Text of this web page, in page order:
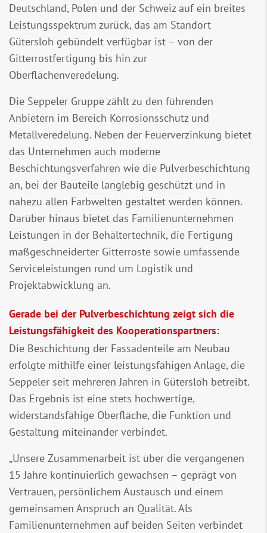
Deutschland, Polen und der Schweiz auf ein breites
Leistungsspektrum zurück, das am Standort
Gütersloh gebündelt verfügbar ist – von der
Gitterrostfertigung bis hin zur
Oberflächenveredelung.
Die Seppeler Gruppe zählt zu den führenden
Anbietern im Bereich Korrosionsschutz und
Metallveredelung. Neben der Feuerverzinkung bietet
das Unternehmen auch moderne
Beschichtungsverfahren wie die Pulverbeschichtung
an, bei der Bauteile langlebig geschützt und in
nahezu allen Farbwelten gestaltet werden können.
Darüber hinaus bietet das Familienunternehmen
Leistungen in der Behältertechnik, die Fertigung
maßgeschneiderter Gitterroste sowie umfassende
Serviceleistungen rund um Logistik und
Projektabwicklung an.
Gerade bei der Pulverbeschichtung zeigt sich die
Leistungsfähigkeit des Kooperationspartners:
Die Beschichtung der Fassadenteile am Neubau
erfolgte mithilfe einer leistungsfähigen Anlage, die
Seppeler seit mehreren Jahren in Gütersloh betreibt.
Das Ergebnis ist eine stets hochwertige,
widerstandsfähige Oberfläche, die Funktion und
Gestaltung miteinander verbindet.
„Unsere Zusammenarbeit ist über die vergangenen
15 Jahre kontinuierlich gewachsen – geprägt von
Vertrauen, persönlichem Austausch und einem
gemeinsamen Anspruch an Qualität. Als
Familienunternehmen auf beiden Seiten verbindet